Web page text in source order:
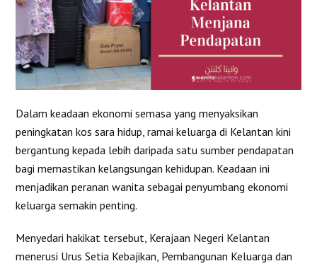
Dalam keadaan ekonomi semasa yang menyaksikan
peningkatan kos sara hidup, ramai keluarga di Kelantan kini
bergantung kepada lebih daripada satu sumber pendapatan
bagi memastikan kelangsungan kehidupan. Keadaan ini
menjadikan peranan wanita sebagai penyumbang ekonomi
keluarga semakin penting.
Menyedari hakikat tersebut, Kerajaan Negeri Kelantan
menerusi Urus Setia Kebajikan, Pembangunan Keluarga dan